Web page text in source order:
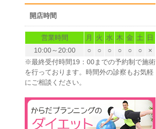
開店時間
営業時間 月 火 水 木 金 土
日
10:00～20:00
○ ○ ○ ○ ○ ○
×
※最終受付時間19：00までの予約制で施術
を行っております。時間外の診察もお気軽
にご相談ください。